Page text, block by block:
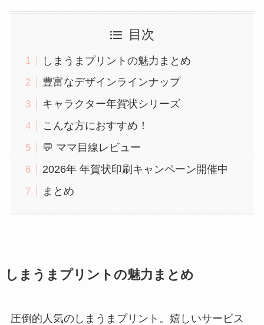
目次
しまうまプリントの魅力まとめ
豊富なデザインラインナップ
キャラクター年賀状シリーズ
こんな方におすすめ！
💬 ママ目線レビュー
2026年 年賀状印刷キャンペーン開催中
まとめ
しまうまプリントの魅力まとめ
圧倒的人気のしまうまプリント。嬉しいサービス